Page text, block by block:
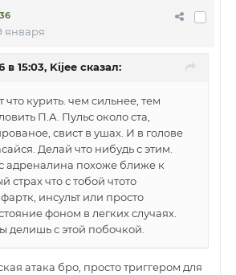
января
в 15:03, Kijee сказал:
курить. чем сильнее, тем
П.А. Пульс около ста,
свист в ушах. И в голове
Делай что нибудь с этим.
адреналина похоже ближе к
страх что с тобой чтото
инсульт или просто
фоном в легких случаях.
делишь с этой побочкой.
атака бро, просто триггером для